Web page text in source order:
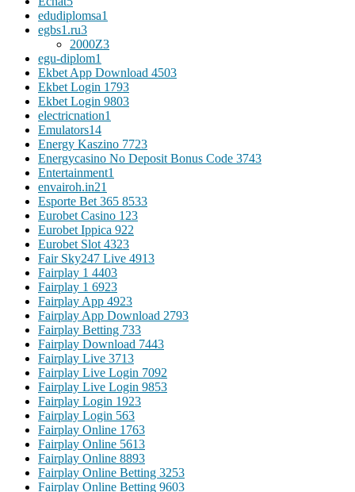
edudiplomsa1
egbs1.ru3
2000Z3
egu-diplom1
Ekbet App Download 4503
Ekbet Login 1793
Ekbet Login 9803
electricnation1
Emulators14
Energy Kaszino 7723
Energycasino No Deposit Bonus Code 3743
Entertainment1
envairoh.in21
Esporte Bet 365 8533
Eurobet Casino 123
Eurobet Ippica 922
Eurobet Slot 4323
Fair Sky247 Live 4913
Fairplay 1 4403
Fairplay 1 6923
Fairplay App 4923
Fairplay App Download 2793
Fairplay Betting 733
Fairplay Download 7443
Fairplay Live 3713
Fairplay Live Login 7092
Fairplay Live Login 9853
Fairplay Login 1923
Fairplay Login 563
Fairplay Online 1763
Fairplay Online 5613
Fairplay Online 8893
Fairplay Online Betting 3253
Fairplay Online Betting 9603